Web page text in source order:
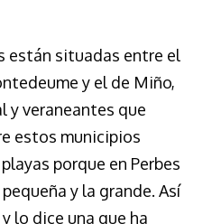
están situadas entre el
y el de Miño,
y veraneantes que
estos municipios
porque en Perbes
y la grande. Así
lo dice una que ha